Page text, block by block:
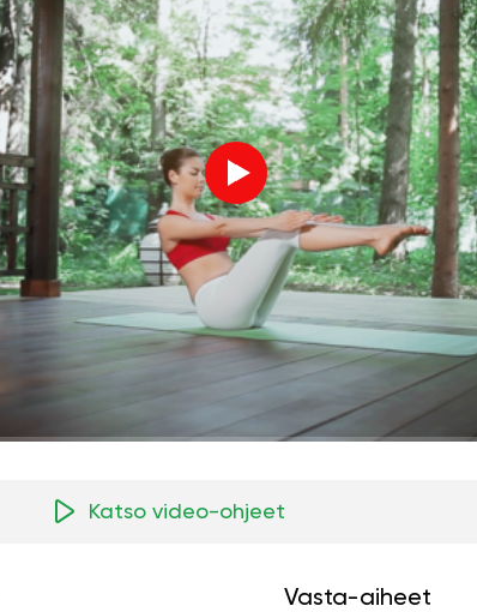
Ohjaajan ääni
sielun lento
sisäinen rauha
aamun unelmat
metsän viileys
kesäsade
vuoren hiljaisuus
merituuli
tuulen ääni
kevätmetsä
Katso video-ohjeet
Vasta-aiheet